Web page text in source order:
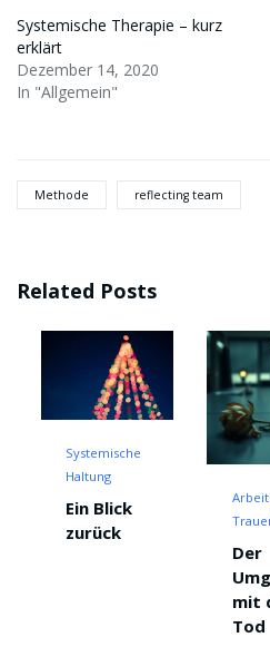
Systemische Therapie – kurz
erklärt
Dezember 14, 2020
In "Allgemein"
Methode reflecting team
Related Posts
Systemische
Haltung
Ein Blick
zurück
Der
mit
Tod